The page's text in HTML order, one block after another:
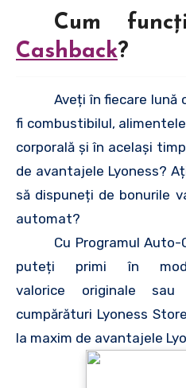
Cum
Cashback?
Aveți în fiecare lună
fi combustibilul,
corporală și în acelaşi
de avantajele Lyoness?
să dispuneți de bonurile
automat?
Cu Programul
puteți primi în
valorice originale
cumpărături Lyoness
la maxim de avantajele